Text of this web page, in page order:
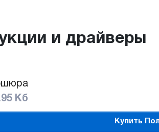
и драйверы
Кб
Купить